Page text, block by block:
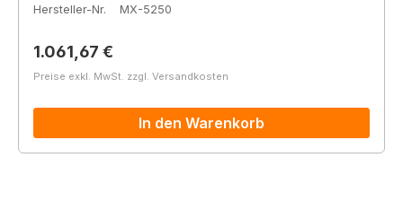
Hersteller-Nr.
MX-5250
Regulärer Preis:
1.061,67 €
Preise exkl. MwSt. zzgl. Versandkosten
In den Warenkorb